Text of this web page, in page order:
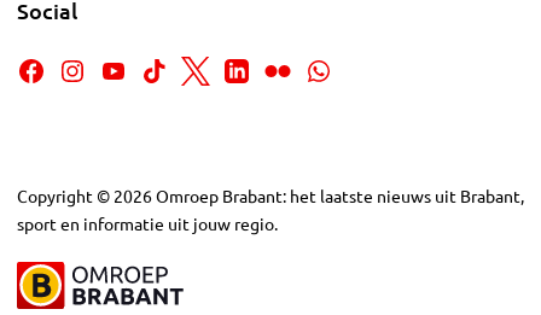
Social
Copyright © 2026Omroep Brabant: het laatste nieuws uit Brabant,
sport en informatie uit jouw regio.